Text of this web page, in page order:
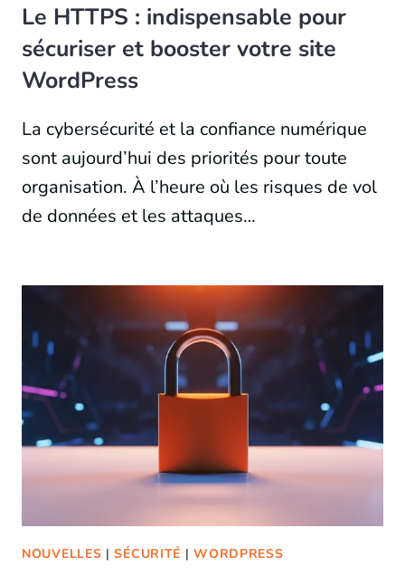
Le HTTPS : indispensable pour
sécuriser et booster votre site
WordPress
La cybersécurité et la confiance numérique
sont aujourd’hui des priorités pour toute
organisation. À l’heure où les risques de vol
de données et les attaques…
NOUVELLES |SÉCURITÉ |WORDPRESS